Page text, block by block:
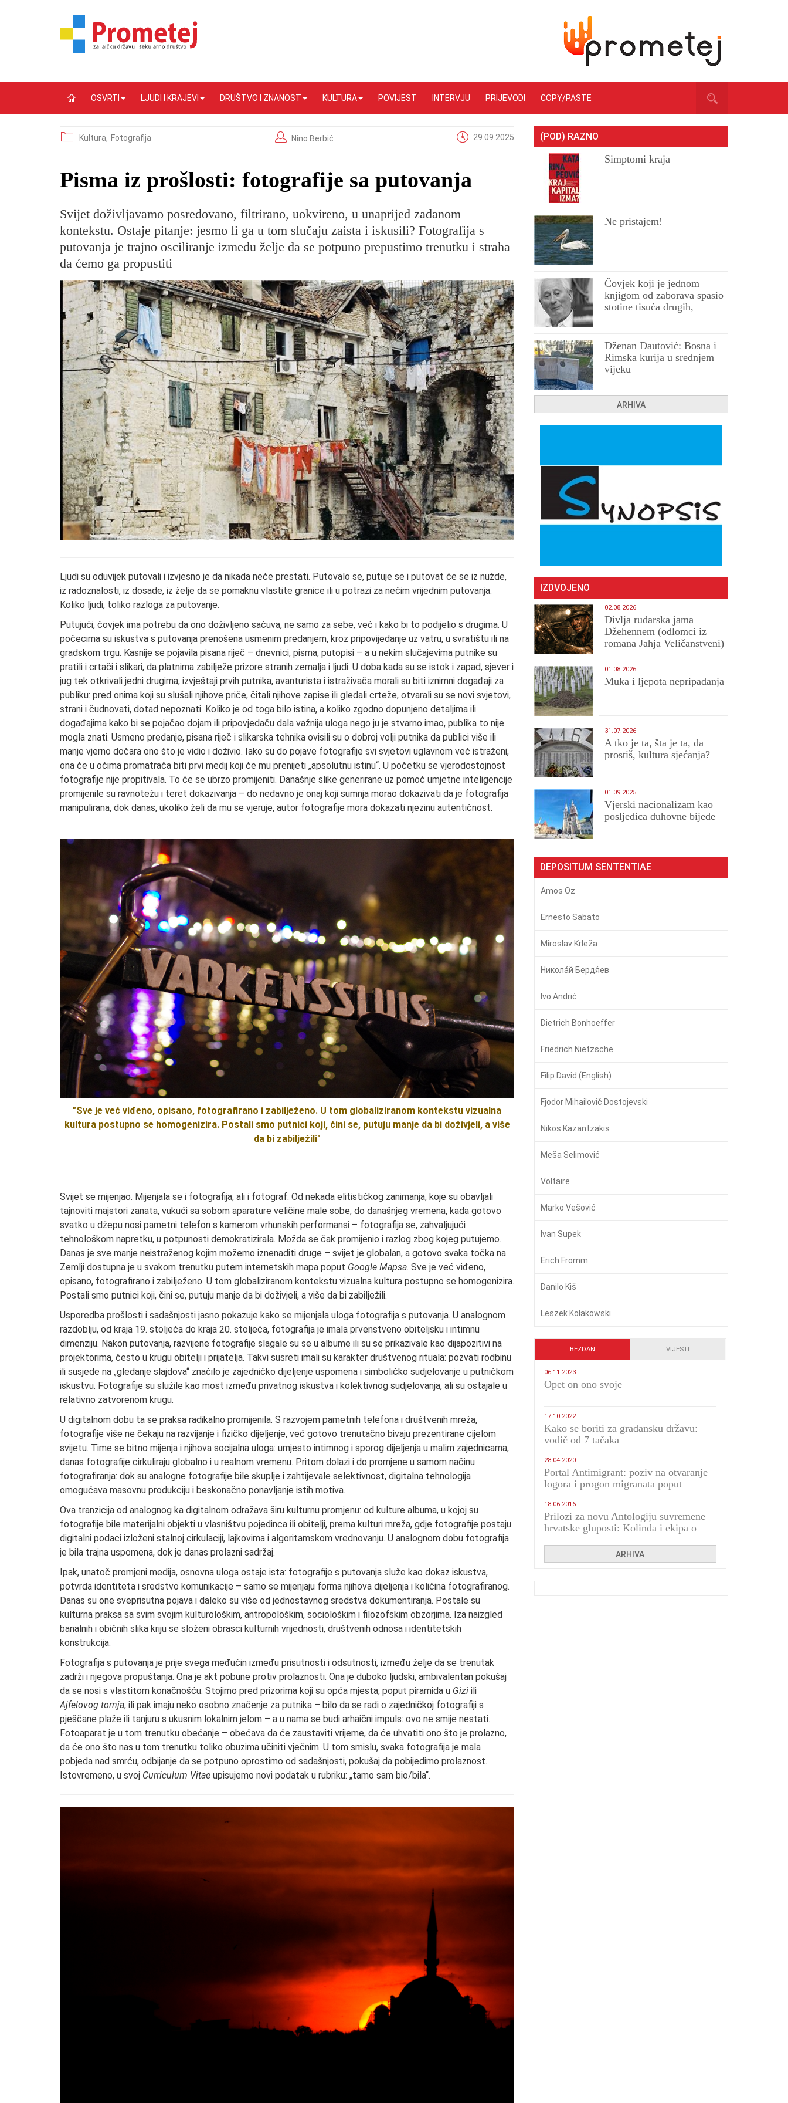
OSVRTI LJUDI I KRAJEVI DRUŠTVO I ZNANOST KULTURA POVIJEST INTERVJU PRIJEVODI COPY/PASTE
Kultura, Fotografija Nino Berbić 29.09.2025
Pisma iz prošlosti: fotografije sa putovanja
Svijet doživljavamo posredovano, filtrirano, uokvireno, u unaprijed zadanom
kontekstu. Ostaje pitanje: jesmo li ga u tom slučaju zaista i iskusili? Fotografija s
putovanja je trajno osciliranje između želje da se potpuno prepustimo trenutku i straha
da ćemo ga propustiti
Ljudi su oduvijek putovali i izvjesno je da nikada neće prestati. Putovalo se, putuje se i putovat će se iz nužde,
iz radoznalosti, iz dosade, iz želje da se pomaknu vlastite granice ili u potrazi za nečim vrijednim putovanja.
Koliko ljudi, toliko razloga za putovanje.
Putujući, čovjek ima potrebu da ono doživljeno sačuva, ne samo za sebe, već i kako bi to podijelio s drugima. U
počecima su iskustva s putovanja prenošena usmenim predanjem, kroz pripovijedanje uz vatru, u svratištu ili na
gradskom trgu. Kasnije se pojavila pisana riječ – dnevnici, pisma, putopisi – a u nekim slučajevima putnike su
pratili i crtači i slikari, da platnima zabilježe prizore stranih zemalja i ljudi. U doba kada su se istok i zapad, sjever i
jug tek otkrivali jedni drugima, izvještaji prvih putnika, avanturista i istraživača morali su biti iznimni događaji za
publiku: pred onima koji su slušali njihove priče, čitali njihove zapise ili gledali crteže, otvarali su se novi svjetovi,
strani i čudnovati, dotad nepoznati. Koliko je od toga bilo istina, a koliko zgodno dopunjeno detaljima ili
događajima kako bi se pojačao dojam ili pripovjedaču dala važnija uloga nego ju je stvarno imao, publika to nije
mogla znati. Usmeno predanje, pisana riječ i slikarska tehnika ovisili su o dobroj volji putnika da publici više ili
manje vjerno dočara ono što je vidio i doživio. Iako su do pojave fotografije svi svjetovi uglavnom već istraženi,
ona će u očima promatrača biti prvi medij koji će mu prenijeti „apsolutnu istinu“. U početku se vjerodostojnost
fotografije nije propitivala. To će se ubrzo promijeniti. Današnje slike generirane uz pomoć umjetne inteligencije
promijenile su ravnotežu i teret dokazivanja – do nedavno je onaj koji sumnja morao dokazivati da je fotografija
manipulirana, dok danas, ukoliko želi da mu se vjeruje, autor fotografije mora dokazati njezinu autentičnost.
"Sve je već viđeno, opisano, fotografirano i zabilježeno. U tom globaliziranom kontekstu vizualna
kultura postupno se homogenizira. Postali smo putnici koji, čini se, putuju manje da bi doživjeli, a više
da bi zabilježili"
Svijet se mijenjao. Mijenjala se i fotografija, ali i fotograf. Od nekada elitističkog zanimanja, koje su obavljali
tajnoviti majstori zanata, vukući sa sobom aparature veličine male sobe, do današnjeg vremena, kada gotovo
svatko u džepu nosi pametni telefon s kamerom vrhunskih performansi – fotografija se, zahvaljujući
tehnološkom napretku, u potpunosti demokratizirala. Možda se čak promijenio i razlog zbog kojeg putujemo.
Danas je sve manje neistraženog kojim možemo iznenaditi druge – svijet je globalan, a gotovo svaka točka na
Zemlji dostupna je u svakom trenutku putem internetskih mapa poput Google Mapsa. Sve je već viđeno,
opisano, fotografirano i zabilježeno. U tom globaliziranom kontekstu vizualna kultura postupno se homogenizira.
Postali smo putnici koji, čini se, putuju manje da bi doživjeli, a više da bi zabilježili.
Usporedba prošlosti i sadašnjosti jasno pokazuje kako se mijenjala uloga fotografija s putovanja. U analognom
razdoblju, od kraja 19. stoljeća do kraja 20. stoljeća, fotografija je imala prvenstveno obiteljsku i intimnu
dimenziju. Nakon putovanja, razvijene fotografije slagale su se u albume ili su se prikazivale kao dijapozitivi na
projektorima, često u krugu obitelji i prijatelja. Takvi susreti imali su karakter društvenog rituala: pozvati rodbinu
ili susjede na „gledanje slajdova“ značilo je zajedničko dijeljenje uspomena i simboličko sudjelovanje u putničkom
iskustvu. Fotografije su služile kao most između privatnog iskustva i kolektivnog sudjelovanja, ali su ostajale u
relativno zatvorenom krugu.
U digitalnom dobu ta se praksa radikalno promijenila. S razvojem pametnih telefona i društvenih mreža,
fotografije više ne čekaju na razvijanje i fizičko dijeljenje, već gotovo trenutačno bivaju prezentirane cijelom
svijetu. Time se bitno mijenja i njihova socijalna uloga: umjesto intimnog i sporog dijeljenja u malim zajednicama,
danas fotografije cirkuliraju globalno i u realnom vremenu. Pritom dolazi i do promjene u samom načinu
fotografiranja: dok su analogne fotografije bile skuplje i zahtijevale selektivnost, digitalna tehnologija
omogućava masovnu produkciju i beskonačno ponavljanje istih motiva.
Ova tranzicija od analognog ka digitalnom odražava širu kulturnu promjenu: od kulture albuma, u kojoj su
fotografije bile materijalni objekti u vlasništvu pojedinca ili obitelji, prema kulturi mreža, gdje fotografije postaju
digitalni podaci izloženi stalnoj cirkulaciji, lajkovima i algoritamskom vrednovanju. U analognom dobu fotografija
je bila trajna uspomena, dok je danas prolazni sadržaj.
Ipak, unatoč promjeni medija, osnovna uloga ostaje ista: fotografije s putovanja služe kao dokaz iskustva,
potvrda identiteta i sredstvo komunikacije – samo se mijenjaju forma njihova dijeljenja i količina fotografiranog.
Danas su one sveprisutna pojava i daleko su više od jednostavnog sredstva dokumentiranja. Postale su
kulturna praksa sa svim svojim kulturološkim, antropološkim, sociološkim i filozofskim obzorjima. Iza naizgled
banalnih i običnih slika kriju se složeni obrasci kulturnih vrijednosti, društvenih odnosa i identitetskih
konstrukcija.
Fotografija s putovanja je prije svega međučin između prisutnosti i odsutnosti, između želje da se trenutak
zadrži i njegova propuštanja. Ona je akt pobune protiv prolaznosti. Ona je duboko ljudski, ambivalentan pokušaj
da se nosi s vlastitom konačnošću. Stojimo pred prizorima koji su opća mjesta, poput piramida u Gizi ili
Ajfelovog tornja, ili pak imaju neko osobno značenje za putnika – bilo da se radi o zajedničkoj fotografiji s
pješčane plaže ili tanjuru s ukusnim lokalnim jelom – a u nama se budi arhaični impuls: ovo ne smije nestati.
Fotoaparat je u tom trenutku obećanje – obećava da će zaustaviti vrijeme, da će uhvatiti ono što je prolazno,
da će ono što nas u tom trenutku toliko obuzima učiniti vječnim. U tom smislu, svaka fotografija je mala
pobjeda nad smrću, odbijanje da se potpuno oprostimo od sadašnjosti, pokušaj da pobijedimo prolaznost.
Istovremeno, u svoj Curriculum Vitae upisujemo novi podatak u rubriku: „tamo sam bio/bila“.
(POD) RAZNO
Simptomi kraja
Ne pristajem!
Čovjek koji je jednom
knjigom od zaborava spasio
stotine tisuća drugih,
Dženan Dautović: Bosna i
Rimska kurija u srednjem
vijeku
ARHIVA
IZDVOJENO
02.08.2026
Divlja rudarska jama
Džehennem (odlomci iz
romana Jahja Veličanstveni)
01.08.2026
Muka i ljepota nepripadanja
31.07.2026
A tko je ta, šta je ta, da
prostiš, kultura sjećanja?
01.09.2025
​Vjerski nacionalizam kao
posljedica duhovne bijede
DEPOSITUM SENTENTIAE
Amos Oz
Ernesto Sabato
Miroslav Krleža
Никола́й Бердя́ев
Ivo Andrić
Dietrich Bonhoeffer
Friedrich Nietzsche
Filip David (English)
Fjodor Mihailovič Dostojevski
Nikos Kazantzakis
Meša Selimović
Voltaire
Marko Vešović
Ivan Supek
Erich Fromm
Danilo Kiš
Leszek Kołakowski
BEZDAN VIJESTI
06.11.2023
​Opet on ono svoje
17.10.2022
Kako se boriti za građansku državu:
vodič od 7 tačaka
28.04.2020
Portal Antimigrant: poziv na otvaranje
logora i progon migranata poput
18.06.2016
Prilozi za novu Antologiju suvremene
hrvatske gluposti: Kolinda i ekipa o
ARHIVA